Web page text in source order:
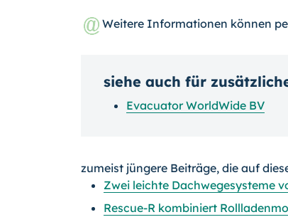
Weitere Informationen können
siehe auch für
Evacuator WorldWide BV
zumeist jüngere Beiträge, die auf
Zwei leichte Dachwegesysteme
Rescue-R kombiniert